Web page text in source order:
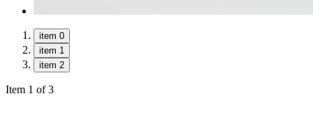
item 0
item 1
item 2
Item 1 of 3